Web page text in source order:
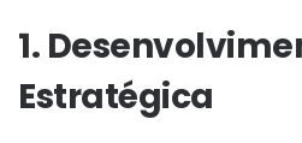
1.
Estratégica